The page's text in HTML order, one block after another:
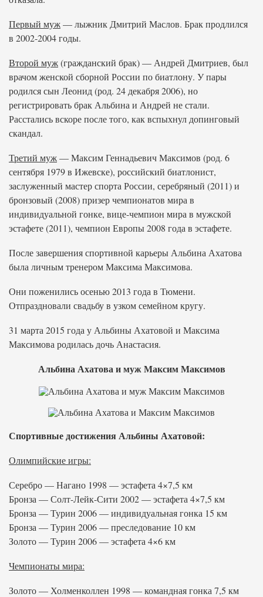
Первый муж— лыжник Дмитрий Маслов. Брак продлился
в 2002-2004 годы.
Второй муж(гражданский брак) — Андрей Дмитриев, был
врачом женской сборной России по биатлону. У пары
родился сын Леонид (род. 24 декабря 2006), но
регистрировать брак Альбина и Андрей не стали.
Расстались вскоре после того, как вспыхнул допинговый
скандал.
Третий муж— Максим Геннадьевич Максимов (род. 6
сентября 1979 в Ижевске), российский биатлонист,
заслуженный мастер спорта России, серебряный (2011) и
бронзовый (2008) призер чемпионатов мира в
индивидуальной гонке, вице-чемпион мира в мужской
эстафете (2011), чемпион Европы 2008 года в эстафете.
После завершения спортивной карьеры Альбина Ахатова
была личным тренером Максима Максимова.
Они поженились осенью 2013 года в Тюмени.
Отпраздновали свадьбу в узком семейном кругу.
31 марта 2015 года у Альбины Ахатовой и Максима
Максимова родилась дочь Анастасия.
Альбина Ахатова и муж Максим Максимов
Спортивные достижения Альбины Ахатовой:
Олимпийские игры:
Серебро — Нагано 1998 — эстафета 4×7,5 км
Бронза — Солт-Лейк-Сити 2002 — эстафета 4×7,5 км
Бронза — Турин 2006 — индивидуальная гонка 15 км
Бронза — Турин 2006 — преследование 10 км
Золото — Турин 2006 — эстафета 4×6 км
Чемпионаты мира:
Золото — Холменколлен 1998 — командная гонка 7,5 км